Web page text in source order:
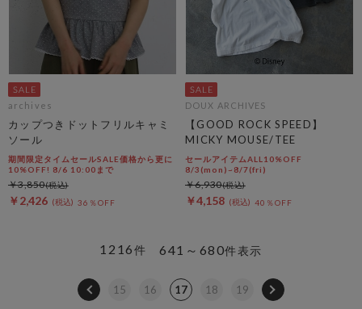
archives
カップつきドットフリルキャミ
ソール
期間限定タイムセールSALE価格から更に
10%OFF! 8/6 10:00まで
￥2,426 36％OFF
￥3,850
DOUX ARCHIVES
【GOOD ROCK SPEED】
MICKY MOUSE/TEE
セールアイテムALL10%OFF
8/3(mon)~8/7(fri)
￥4,158 40％OFF
￥6,930
641～680件表示
1216件
15 16 17 18 19